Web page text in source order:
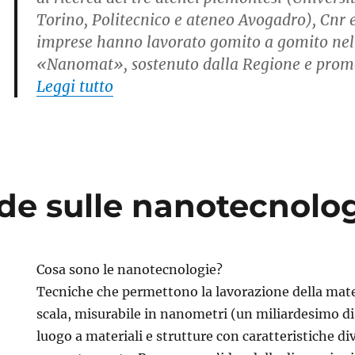
Torino, Politecnico e ateneo Avogadro), Cnr
imprese hanno lavorato gomito a gomito
«Nanomat», sostenuto dalla Regione e
Leggi tutto“La camicia pulita”
sulle
Cosa sono le nanotecnologie?
Tecniche che permettono la lavorazione della
scala, misurabile in nanometri (un miliardesimo
luogo a materiali e strutture con caratteristiche